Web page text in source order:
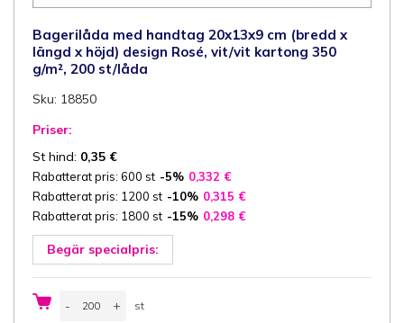
Bagerilåda med handtag 20x13x9 cm (bredd x
längd x höjd) design Rosé, vit/vit kartong 350
g/m², 200 st/låda
Sku: 18850
Priser:
St hind: 0,35 €
Rabatterat pris: 600 st -5% 0,332 €
Rabatterat pris: 1200 st -10% 0,315 €
Rabatterat pris: 1800 st -15% 0,298 €
Begär specialpris:
-
med
+ st